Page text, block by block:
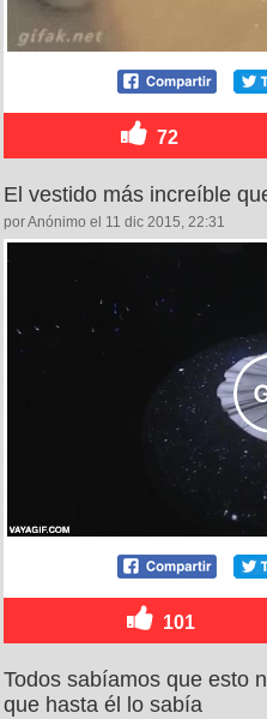
72
El vestido más increíble
por Anónimo el 11 dic 2015, 22:31
101
Todos sabíamos que esto
que hasta él lo sabía